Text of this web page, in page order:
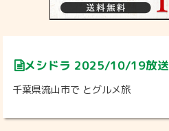
メシドラ 2025/10/19放送
千葉県流山市で とグルメ旅